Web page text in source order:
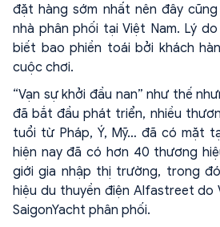
đặt hàng sớm nhất nên đây
nhà phân phối tại Việt Nam. Lý
biết bao phiền toái bởi khách
cuộc chơi.
“Vạn sự khởi đầu nan” như thế
đã bắt đầu phát triển, nhiều
tuổi từ Pháp, Ý, Mỹ… đã có mặt
hiện nay đã có hơn 40 thương
giới gia nhập thị trường, trong
hiệu du thuyền điện Alfastreet do
SaigonYacht phân phối.